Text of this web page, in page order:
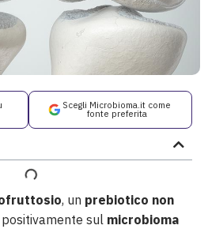
Scegli Microbioma.it come
fonte preferita
, un prebiotico non
sul microbioma